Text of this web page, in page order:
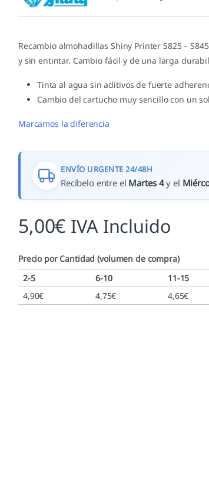
valoracione
Recambio almohadillas Shiny Printer S825 –
y sin entintar. Cambio fácil y de una larga
Tinta al agua sin aditivos de fuerte
Cambio del cartucho muy sencillo con un
Marcamos la diferencia
ENVÍO URGENTE 24/48H
Recíbelo entre el Martes 4y el
5,00€ IVA Incluido
Precio por Cantidad (volumen de compra)
2-5
6-10 11-15
4,90€ 4,75€ 4,65€